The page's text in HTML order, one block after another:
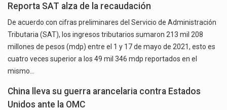
Reporta SAT alza de la recaudación
De acuerdo con cifras preliminares del Servicio de Administración
Tributaria (SAT), los ingresos tributarios sumaron 213 mil 208
millones de pesos (mdp) entre el 1 y 17 de mayo de 2021, esto es
cuatro veces superior a los 49 mil 346 mdp reportados en el
mismo…
China lleva su guerra arancelaria contra Estados
Unidos ante la OMC